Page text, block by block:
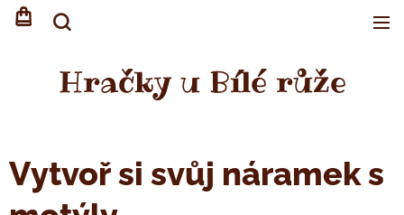
Hračky u Bílé růže
Vytvoř si svůj náramek s